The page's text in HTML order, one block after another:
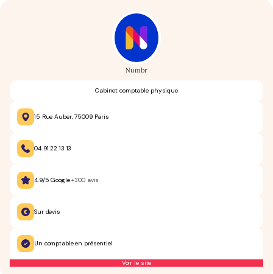
Numbr
Cabinet comptable physique
15 Rue Auber, 75009 Paris
04 91 22 13 13
4.9/5 Google+300 avis
Sur devis
Un comptable en présentiel
Voir le site